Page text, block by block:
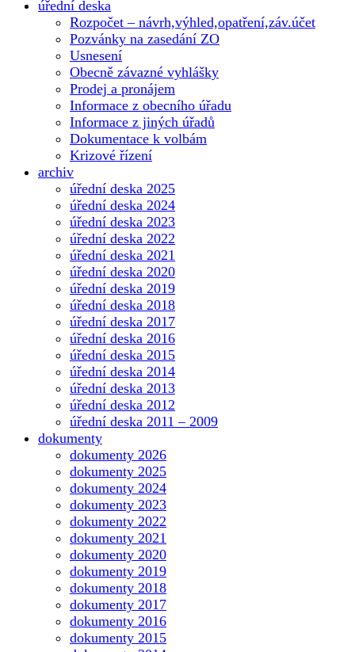
úřední deska
Rozpočet – návrh,výhled,opatření,záv.účet
Pozvánky na zasedání ZO
Usnesení
Obecně závazné vyhlášky
Prodej a pronájem
Informace z obecního úřadu
Informace z jiných úřadů
Dokumentace k volbám
Krizové řízení
archiv
úřední deska 2025
úřední deska 2024
úřední deska 2023
úřední deska 2022
úřední deska 2021
úřední deska 2020
úřední deska 2019
úřední deska 2018
úřední deska 2017
úřední deska 2016
úřední deska 2015
úřední deska 2014
úřední deska 2013
úřední deska 2012
úřední deska 2011 – 2009
dokumenty
dokumenty 2026
dokumenty 2025
dokumenty 2024
dokumenty 2023
dokumenty 2022
dokumenty 2021
dokumenty 2020
dokumenty 2019
dokumenty 2018
dokumenty 2017
dokumenty 2016
dokumenty 2015